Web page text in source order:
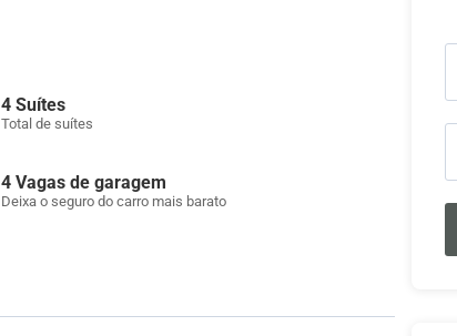
4 Suítes
Total de suítes
4 Vagas de garagem
Deixa o seguro do carro mais barato